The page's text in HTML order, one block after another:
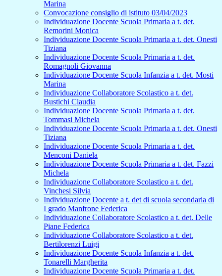
Marina
Convocazione consiglio di istituto 03/04/2023
Individuazione Docente Scuola Primaria a t. det.
Remorini Monica
Individuazione Docente Scuola Primaria a t. det. Onesti
Tiziana
Individuazione Docente Scuola Primaria a t. det.
Romagnoli Giovanna
Individuazione Docente Scuola Infanzia a t. det. Mosti
Marina
Individuazione Collaboratore Scolastico a t. det.
Bustichi Claudia
Individuazione Docente Scuola Primaria a t. det.
Tommasi Michela
Individuazione Docente Scuola Primaria a t. det. Onesti
Tiziana
Individuazione Docente Scuola Primaria a t. det.
Menconi Daniela
Individuazione Docente Scuola Primaria a t. det. Fazzi
Michela
Individuazione Collaboratore Scolastico a t. det.
Vinchesi Silvia
Individuazione Docente a t. det di scuola secondaria di
I grado Manfrone Federica
Individuazione Collaboratore Scolastico a t. det. Delle
Piane Federica
Individuazione Collaboratore Scolastico a t. det.
Bertilorenzi Luigi
Individuazione Docente Scuola Infanzia a t. det.
Tonarelli Margherita
Individuazione Docente Scuola Primaria a t. det.